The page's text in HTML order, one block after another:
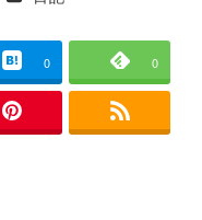
0 0